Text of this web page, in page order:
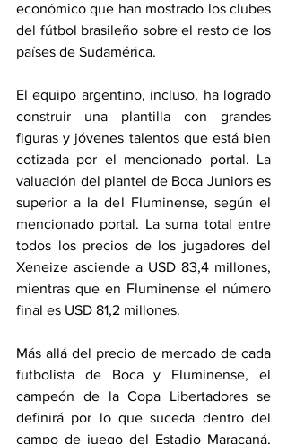
económico que han mostrado los clubes
del fútbol brasileño sobre el resto de los
países de Sudamérica.
El equipo argentino, incluso, ha logrado
construir una plantilla con grandes
figuras y jóvenes talentos que está bien
cotizada por el mencionado portal. La
valuación del plantel de Boca Juniors es
superior a la del Fluminense, según el
mencionado portal. La suma total entre
todos los precios de los jugadores del
Xeneize asciende a USD 83,4 millones,
mientras que en Fluminense el número
final es USD 81,2 millones.
Más allá del precio de mercado de cada
futbolista de Boca y Fluminense, el
campeón de la Copa Libertadores se
definirá por lo que suceda dentro del
campo de juego del Estadio Maracaná,